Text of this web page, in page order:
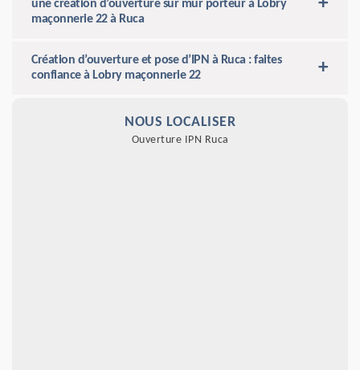
une création d’ouverture sur mur porteur à Lobry
maçonnerie 22 à Ruca
Création d’ouverture et pose d’IPN à Ruca : faites
confiance à Lobry maçonnerie 22
NOUS LOCALISER
Ouverture IPN Ruca